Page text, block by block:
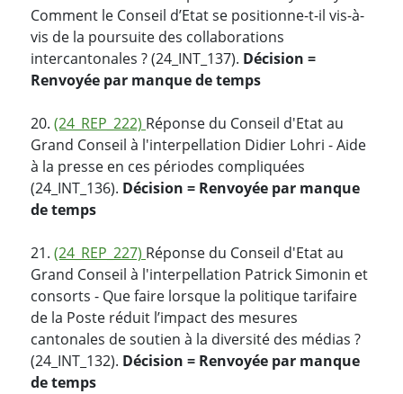
Comment le Conseil d’Etat se positionne-t-il vis-à-
vis de la poursuite des collaborations
intercantonales ? (24_INT_137). Décision =
Renvoyée par manque de temps
20. (24_REP_222) Réponse du Conseil d'Etat au
Grand Conseil à l'interpellation Didier Lohri - Aide
à la presse en ces périodes compliquées
(24_INT_136). Décision = Renvoyée par manque
de temps
21. (24_REP_227) Réponse du Conseil d'Etat au
Grand Conseil à l'interpellation Patrick Simonin et
consorts - Que faire lorsque la politique tarifaire
de la Poste réduit l’impact des mesures
cantonales de soutien à la diversité des médias ?
(24_INT_132). Décision = Renvoyée par manque
de temps